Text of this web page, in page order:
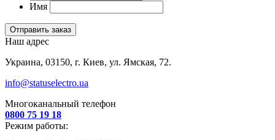
Имя
Отправить заказ
Наш адрес
Украина, 03150, г. Киев, ул. Ямская, 72.
info@statuselectro.ua
Многоканальный телефон
0800 75 19 18
Режим работы: